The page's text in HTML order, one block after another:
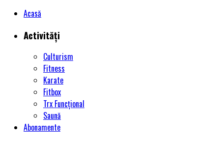
Acasă
Activități
Culturism
Fitness
Karate
Fitbox
Trx Funcțional
Saună
Abonamente